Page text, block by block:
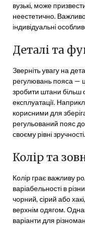
вузькі, може
неестетично.
індивідуальні
Деталі та
Зверніть увагу на
регулювань пояса —
зробити штани більш
експлуатації.
корисними для
регульований пояс
своєму рівні зручності.
Колір та
Колір грає важливу
варіабельності в
чорний, сірий або
верхнім одягом.
варіанти для